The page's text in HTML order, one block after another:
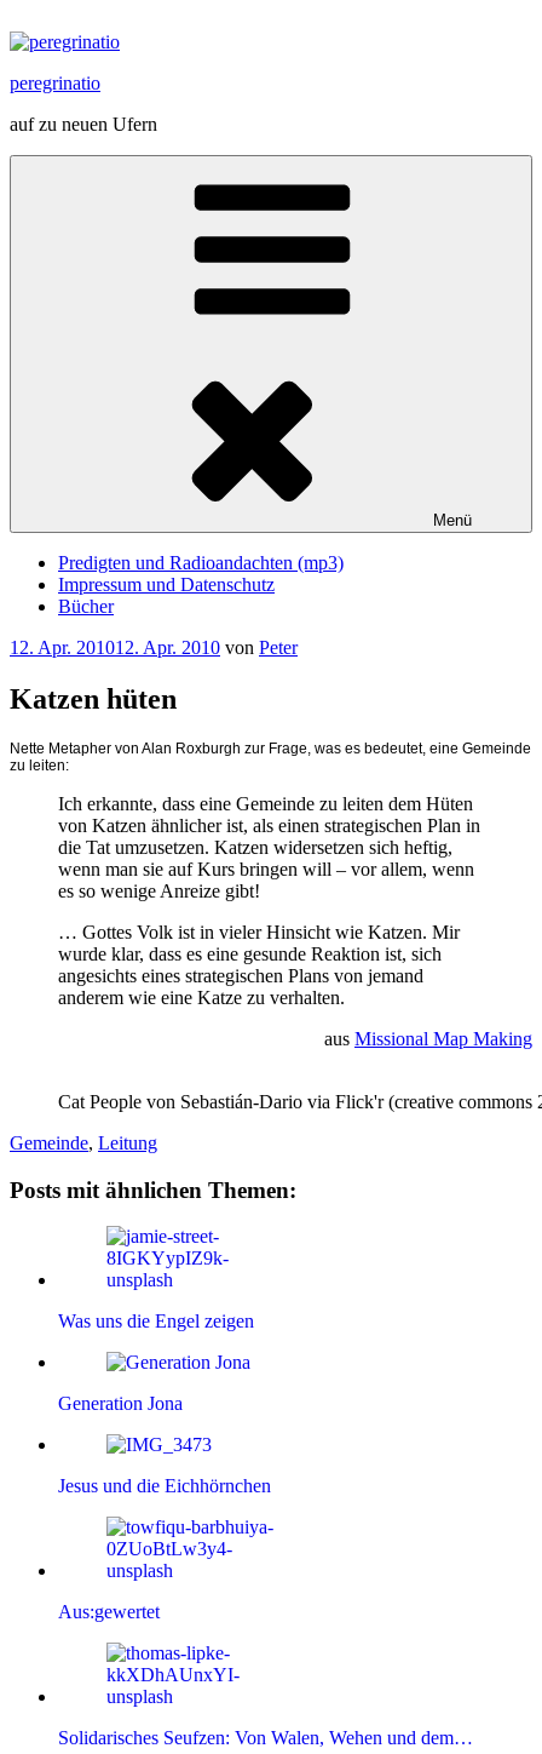
Inhalt
peregrinatio
auf zu neuen Ufern
Menü
Predigten und Radioandachten (mp3)
Impressum und Datenschutz
Bücher
Veröffentlicht
12. Apr. 201012. Apr. 2010 von Peter
Katzen hüten
Nette Metapher von Alan Roxburgh zur Frage, was es bedeutet, eine Gemeinde
zu leiten:
Ich erkannte, dass eine Gemeinde zu leiten dem Hüten
von Katzen ähnlicher ist, als einen strategischen Plan in
die Tat umzusetzen. Katzen widersetzen sich heftig,
wenn man sie auf Kurs bringen will – vor allem, wenn
es so wenige Anreize gibt!
… Gottes Volk ist in vieler Hinsicht wie Katzen. Mir
wurde klar, dass es eine gesunde Reaktion ist, sich
angesichts eines strategischen Plans von jemand
anderem wie eine Katze zu verhalten.
aus Missional Map Making
Cat People von Sebastián-Dario via Flick'r (creative commons
Gemeinde, Leitung
Posts mit ähnlichen Themen:
Was uns die Engel zeigen
Generation Jona
Jesus und die Eichhörnchen
Aus:gewertet
Solidarisches Seufzen: Von Walen, Wehen und dem…